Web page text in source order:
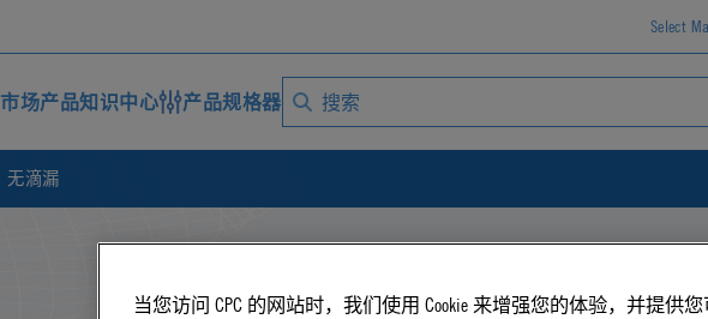
Select
市场产品知识中心 产品规格器
无滴漏
当您访问 CPC 的网站时，我们使用 Cookie 来增强您的体验，并提供